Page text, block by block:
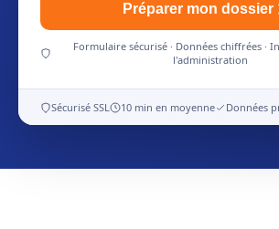
Préparer mon dossier
Formulaire sécurisé · Données chiffrées ·
l'administration
Sécurisé SSL 10 min en moyenne Données